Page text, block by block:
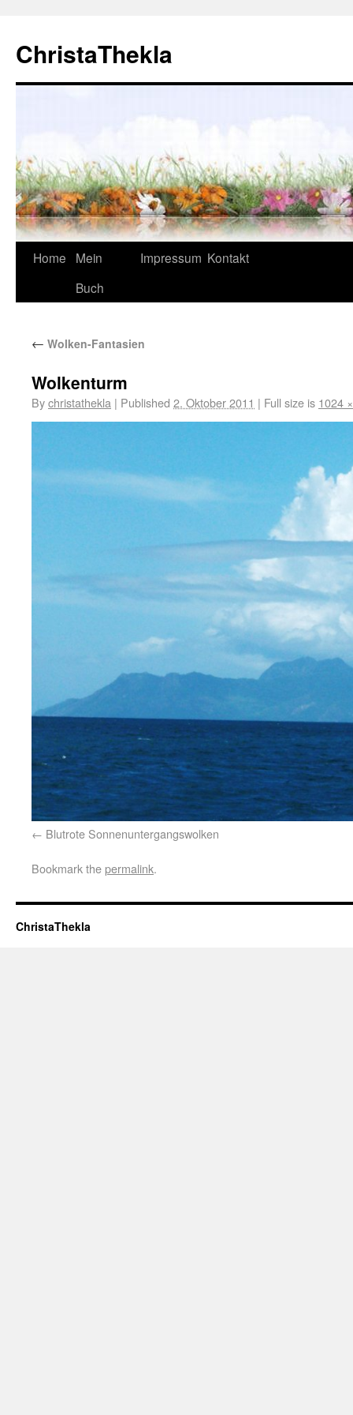
ChristaThekla
Home
Mein
Buch
Impressum Kontakt
← Wolken-Fantasien
Wolkenturm
Bychristathekla | Published 2. Oktober 2011 | Full size is 1024
Blutrote Sonnenuntergangswolken
Bookmark thepermalink.
ChristaThekla